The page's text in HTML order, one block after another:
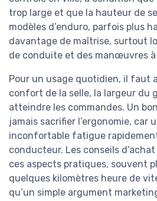
trop large et que la hauteur de
modèles d’enduro, parfois plus
davantage de maîtrise, surtout
de conduite et des manœuvres à
Pour un usage quotidien, il faut
confort de la selle, la largeur du
atteindre les commandes. Un
jamais sacrifier l’ergonomie, car
inconfortable fatigue
conducteur. Les conseils
ces aspects pratiques, souvent
quelques kilomètres heure de
qu’un simple argument